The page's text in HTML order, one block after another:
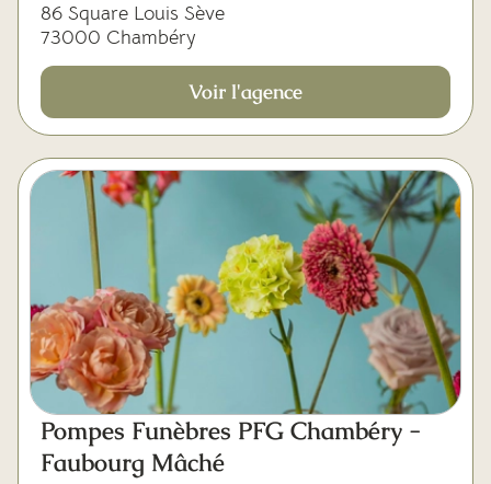
86 Square Louis Sève
73000 Chambéry
Voir l'agence
Pompes Funèbres PFG Chambéry -
Faubourg Mâché